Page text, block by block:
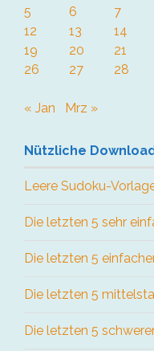
5
6 7
12
13 14
19
20 21
26
27 28
« Jan Mrz »
Nützliche
Leere Sudoku-
Die letzten 5 sehr
Die letzten 5
Die letzten 5
Die letzten 5